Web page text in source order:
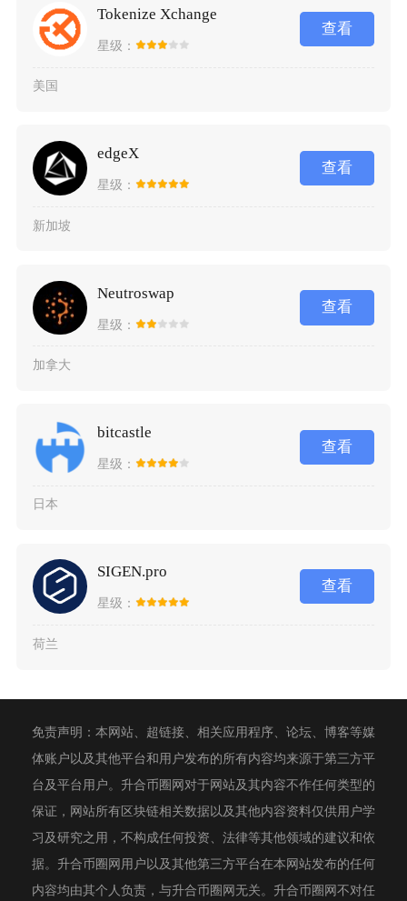
Tokenize Xchange
星级：
查看
美国
edgeX
星级：
查看
新加坡
Neutroswap
星级：
查看
加拿大
bitcastle
星级：
查看
日本
SIGEN.pro
星级：
查看
荷兰
免责声明：本网站、超链接、相关应用程序、论坛、博客等媒
体账户以及其他平台和用户发布的所有内容均来源于第三方平
台及平台用户。升合币圈网对于网站及其内容不作任何类型的
保证，网站所有区块链相关数据以及其他内容资料仅供用户学
习及研究之用，不构成任何投资、法律等其他领域的建议和依
据。升合币圈网用户以及其他第三方平台在本网站发布的任何
内容均由其个人负责，与升合币圈网无关。升合币圈网不对任